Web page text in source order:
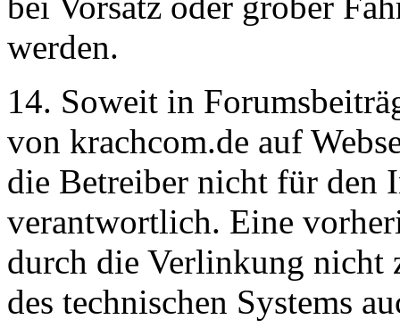
werden.
14. Soweit in
von krachcom.de auf
die Betreiber nicht für den
verantwortlich. Eine
durch die Verlinkung nicht
des technischen Systems